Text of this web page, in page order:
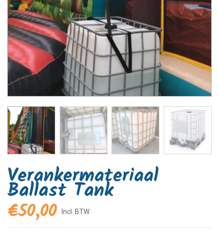
Verankermateriaal
Ballast Tank
€50,00